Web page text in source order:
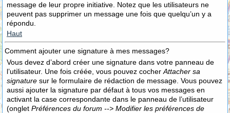
message de leur propre initiative. Notez que les utilisateurs ne
peuvent pas supprimer un message une fois que quelqu’un y a
répondu.
Haut
Comment ajouter une signature à mes messages?
Vous devez d’abord créer une signature dans votre panneau de
l’utilisateur. Une fois créée, vous pouvez cocher Attacher sa
signature sur le formulaire de rédaction de message. Vous pouvez
aussi ajouter la signature par défaut à tous vos messages en
activant la case correspondante dans le panneau de l’utilisateur
(onglet Préférences du forum --> Modifier les préférences de